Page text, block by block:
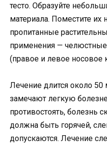
тесто. Образуйте
материала. Поместите
пропитанные
применения —
(правое и левое носовое
Лечение длится около
замечают легкую
противостоять, болезнь
должна быть горячей,
допускаются. Лечение